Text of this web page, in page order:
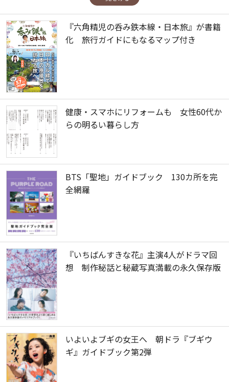
『六角精児の呑み鉄本線・日本旅』が書籍
化 旅行ガイドにもなるマップ付き
健康・スマホにリフォームも 女性60代か
らの明るい暮らし方
BTS「聖地」ガイドブック 130カ所を完
全網羅
『いちばんすきな花』主演4人がドラマ回
想 制作秘話と秘蔵写真満載の永久保存版
いよいよブギの女王へ 朝ドラ『ブギウ
ギ』ガイドブック第2弾